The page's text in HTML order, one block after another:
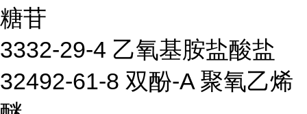
糖苷
3332-29-4 乙氧基胺盐酸盐
32492-61-8 双酚-A 聚氧乙烯